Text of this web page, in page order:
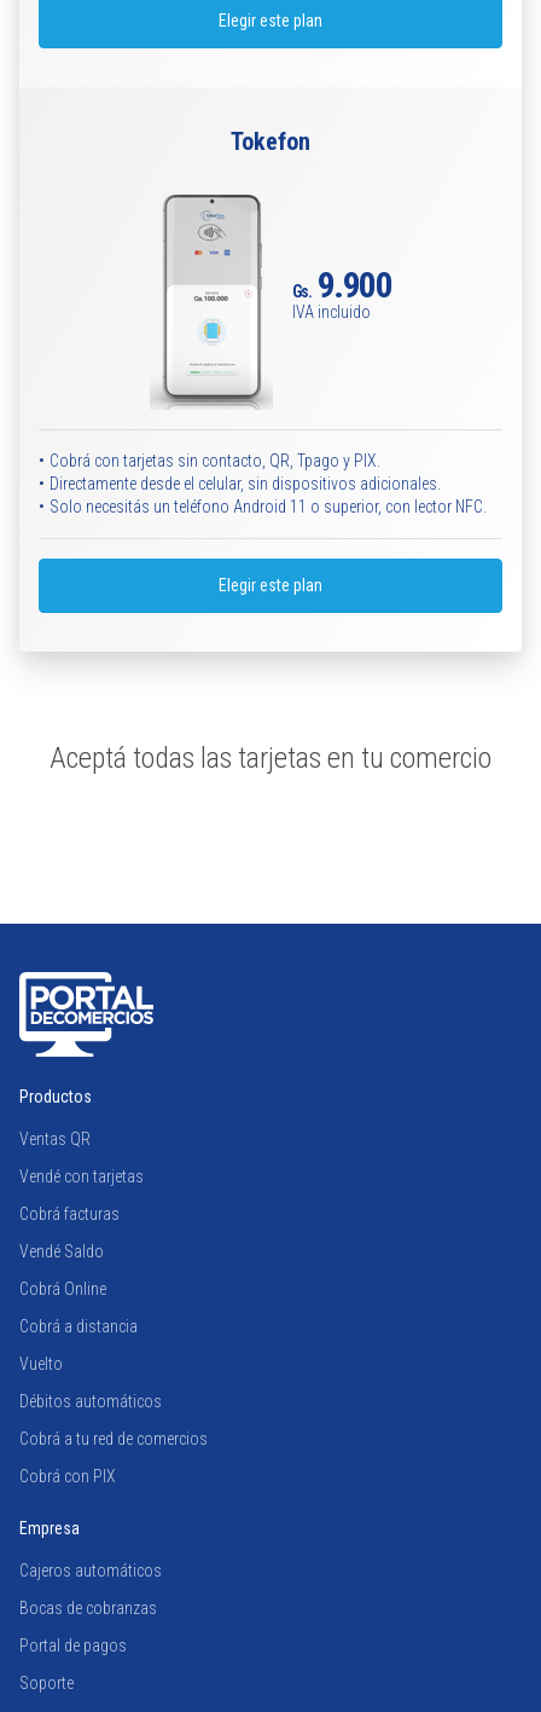
Elegir este plan
Tokefon
Gs.9.900
IVA incluido
• Cobrá con tarjetas sin contacto, QR, Tpago y PIX.
• Directamente desde el celular, sin dispositivos adicionales.
• Solo necesitás un teléfono Android 11 o superior, con lector NFC.
Elegir este plan
Aceptá todas las tarjetas en tu comercio
Productos
Ventas QR
Vendé con tarjetas
Cobrá facturas
Vendé Saldo
Cobrá Online
Cobrá a distancia
Vuelto
Débitos automáticos
Cobrá a tu red de comercios
Cobrá con PIX
Empresa
Cajeros automáticos
Bocas de cobranzas
Portal de pagos
Soporte